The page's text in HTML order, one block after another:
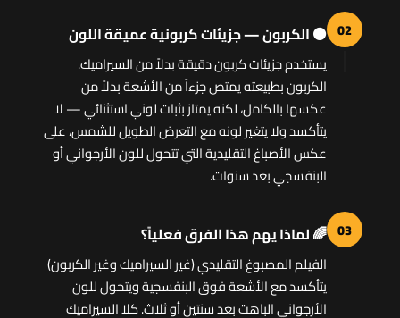
02 ⚫ الكربون — جزيئات كربونية عميقة اللون
يستخدم جزيئات كربون دقيقة بدلاً من السيراميك.
الكربون بطبيعته يمتص جزءاً من الأشعة بدلاً من
عكسها بالكامل، لكنه يمتاز بثبات لوني استثنائي — لا
يتأكسد ولا يتغير لونه مع التعرض الطويل للشمس، على
عكس الأصباغ التقليدية التي تتحول للون الأرجواني أو
البنفسجي بعد سنوات.
03 🌈 لماذا يهم هذا الفرق فعلياً؟
الفيلم المصبوغ التقليدي (غير السيراميك وغير الكربون)
يتأكسد مع الأشعة فوق البنفسجية ويتحول للون
الأرجواني الباهت بعد سنتين أو ثلاث. كلا السيراميك